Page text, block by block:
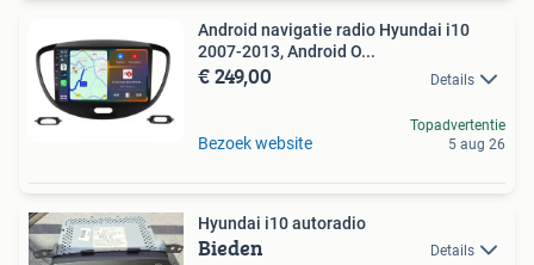
Android navigatie radio Hyundai i10
2007-2013, Android O...
€ 249,00 Details
Bezoek website
Topadvertentie
5 aug 26
Hyundai i10 autoradio
Bieden Details